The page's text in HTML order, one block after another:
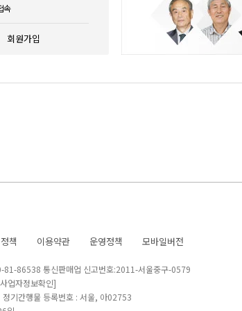
속
회원가입
책 이용약관 운영정책 모바일버전
81-86538 통신판매업 신고번호:2011-서울중구-0579
업자정보확인]
기간행물 등록번호 : 서울, 아02753